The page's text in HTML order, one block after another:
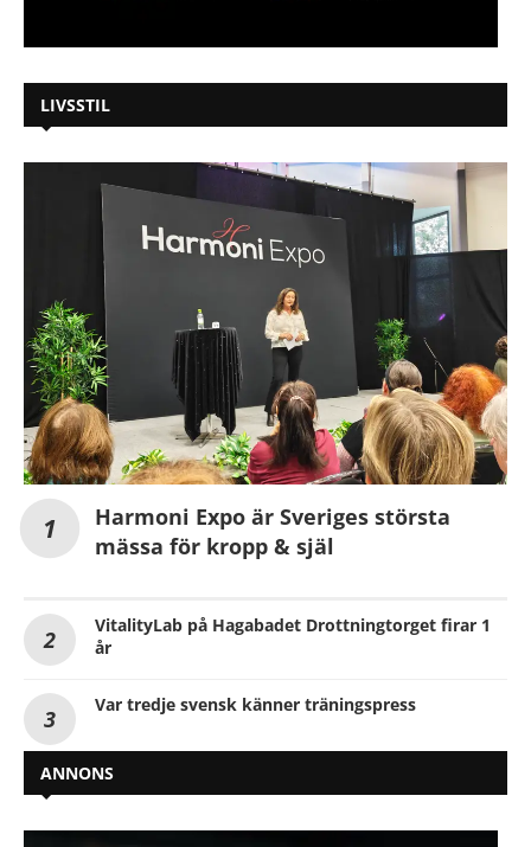
LIVSSTIL
Harmoni Expo är Sveriges största
mässa för kropp & själ
VitalityLab på Hagabadet Drottningtorget firar 1
år
Var tredje svensk känner träningspress
ANNONS